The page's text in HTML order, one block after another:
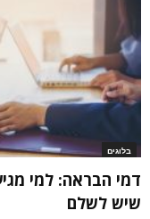
בלוגים
דמי הבראה: למי
שיש לשלם